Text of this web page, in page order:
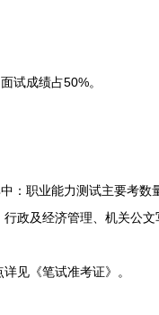
成绩占50%。
职业能力测试主要考数
政及经济管理、机关公文
见《笔试准考证》。